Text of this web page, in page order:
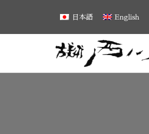
content
日本語 English